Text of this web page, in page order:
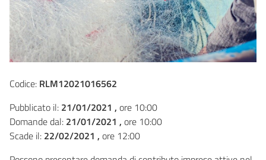
Codice: RLM12021016562
Pubblicato il: 21/01/2021 , ore 10:00
Domande dal: 21/01/2021 , ore 10:00
Scade il: 22/02/2021 , ore 12:00